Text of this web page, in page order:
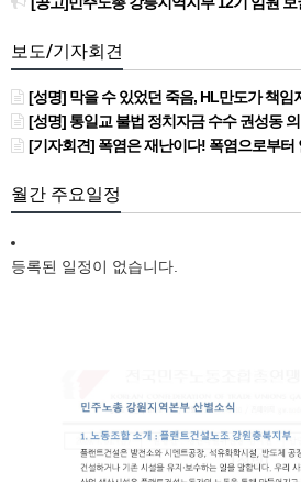
보도/기자회견
[성명] 막을 수 있었던 죽음, HL만도가 책임져라 : 청년노동자 사망사고의 철저
[성명] 통일교 불법 정치자금 수수 권성동 의원
[기자회견] 폭염은 재난이다! 폭염으로부터 안전한 일터를 위한 민주노총 강
월간 주요일정
등록된 일정이 없습니다.